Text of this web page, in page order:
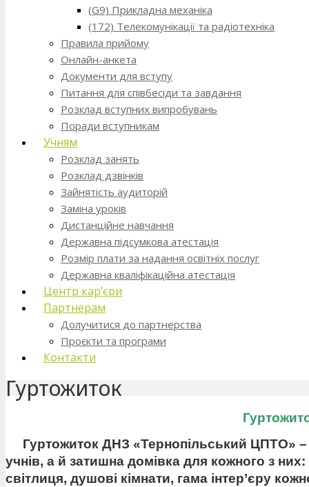
(G9) Прикладна механіка
(172) Телекомунікації та радіотехніка
Правила прийому
Онлайн-анкета
Документи для вступу
Питання для співбесіди та завдання
Розклад вступних випробувань
Поради вступникам
Учням
Розклад занять
Розклад дзвінків
Зайнятість аудиторій
Заміна уроків
Дистанційне навчання
Державна підсумкова атестація
Розмір плати за надання освітніх послуг
Державна кваліфікаційна атестація
Центр кар’єри
Партнерам
Долучитися до партнерства
Проєкти та програми
Контакти
Гуртожиток
Гуртожиток ДНЗ «Тернопільський ЦПТО»
учнів, а й затишна домівка для кожного з
світлиця, душові кімнати, гама інтер’єру